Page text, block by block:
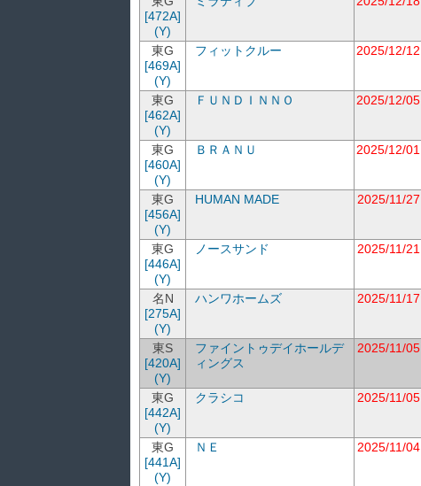
[472A]
(Y)
東G
[469A]
(Y)
フィットクルー 2025/12/12
東G
[462A]
(Y)
ＦＵＮＤＩＮＮＯ 2025/12/05
東G
[460A]
(Y)
ＢＲＡＮＵ 2025/12/01
東G
[456A]
(Y)
HUMAN MADE 2025/11/27
東G
[446A]
(Y)
ノースサンド 2025/11/21
名N
[275A]
(Y)
ハンワホームズ 2025/11/17
東S
[420A]
(Y)
ファイントゥデイホールデ
ィングス
2025/11/05
東G
[442A]
(Y)
クラシコ 2025/11/05
東G
[441A]
(Y)
ＮＥ 2025/11/04